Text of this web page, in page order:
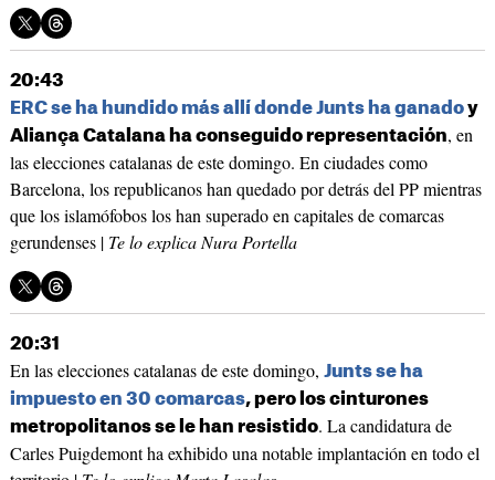
20:43
ERC se ha hundido más allí donde Junts ha ganadoy
Aliança Catalana ha conseguido representación, en
las elecciones catalanas de este domingo. En ciudades como
Barcelona, los republicanos han quedado por detrás del PP mientras
que los islamófobos los han superado en capitales de comarcas
gerundenses | Te lo explica Nura Portella
20:31
En las elecciones catalanas de este domingo, Junts se ha
impuesto en 30 comarcas, pero los cinturones
metropolitanos se le han resistido. La candidatura de
Carles Puigdemont ha exhibido una notable implantación en todo el